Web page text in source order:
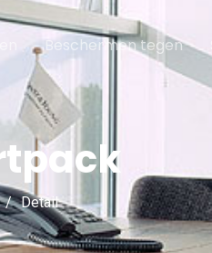
Beschermen tegen
Detail